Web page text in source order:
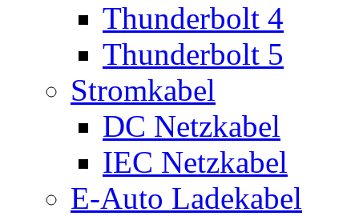
Thunderbolt 4
Thunderbolt 5
Stromkabel
DC Netzkabel
IEC Netzkabel
E-Auto Ladekabel